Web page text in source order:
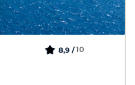
8,9 /10